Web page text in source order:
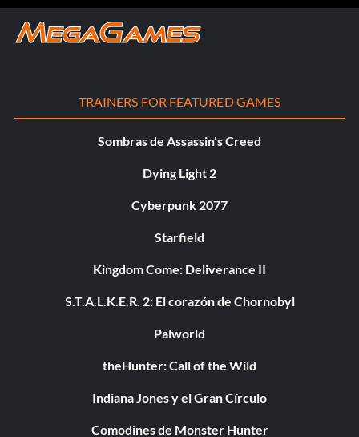
TRAINERS FOR FEATURED GAMES
Sombras de Assassin's Creed
Dying Light 2
Cyberpunk 2077
Starfield
Kingdom Come: Deliverance II
S.T.A.L.K.E.R. 2: El corazón de Chornobyl
Palworld
theHunter: Call of the Wild
Indiana Jones y el Gran Círculo
Comodines de Monster Hunter